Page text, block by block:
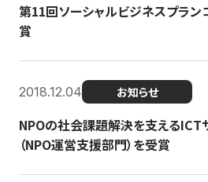
第11回ソーシャルビジネスプラン
賞
2018.12.04 お知らせ
NPOの社会課題解決を支えるICT
（NPO運営支援部門）を受賞